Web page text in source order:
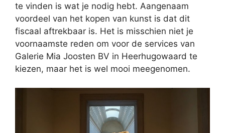
te vinden is wat je nodig hebt. Aangenaam
voordeel van het kopen van kunst is dat dit
fiscaal aftrekbaar is. Het is misschien niet je
voornaamste reden om voor de services van
Galerie Mia Joosten BV in Heerhugowaard te
kiezen, maar het is wel mooi meegenomen.